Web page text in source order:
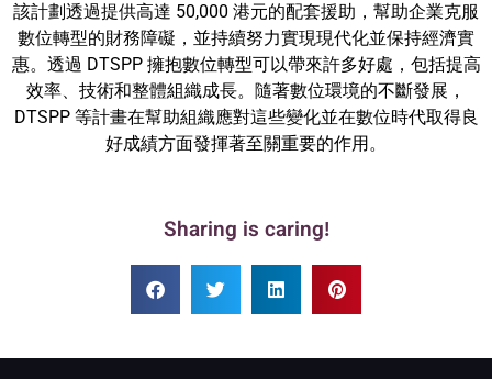
該計劃透過提供高達 50,000 港元的配套援助，幫助企業克服
數位轉型的財務障礙，並持續努力實現現代化並保持經濟實
惠。透過 DTSPP 擁抱數位轉型可以帶來許多好處，包括提高
效率、技術和整體組織成長。隨著數位環境的不斷發展，
DTSPP 等計畫在幫助組織應對這些變化並在數位時代取得良
好成績方面發揮著至關重要的作用。
Sharing is caring!